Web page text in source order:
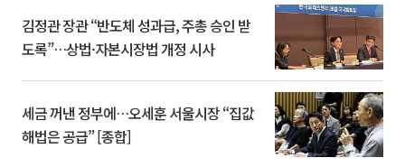
김정관 장관 “반도체 성과급, 주총 승인 받
도록”…상법·자본시장법 개정 시사
세금 꺼낸 정부에…오세훈 서울시장 “집값
해법은 공급” [종합]